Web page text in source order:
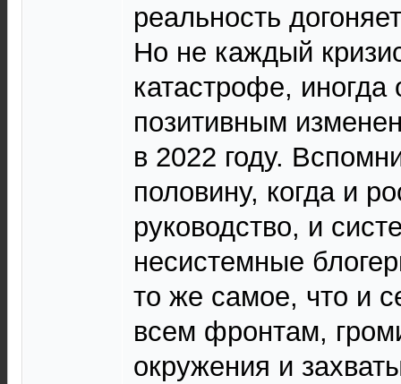
реальность
Но не каждый
катастрофе,
позитивным
в 2022 году.
половину, когда и
руководство, и
несистемные
то же самое, что и
всем фронтам,
окружения и